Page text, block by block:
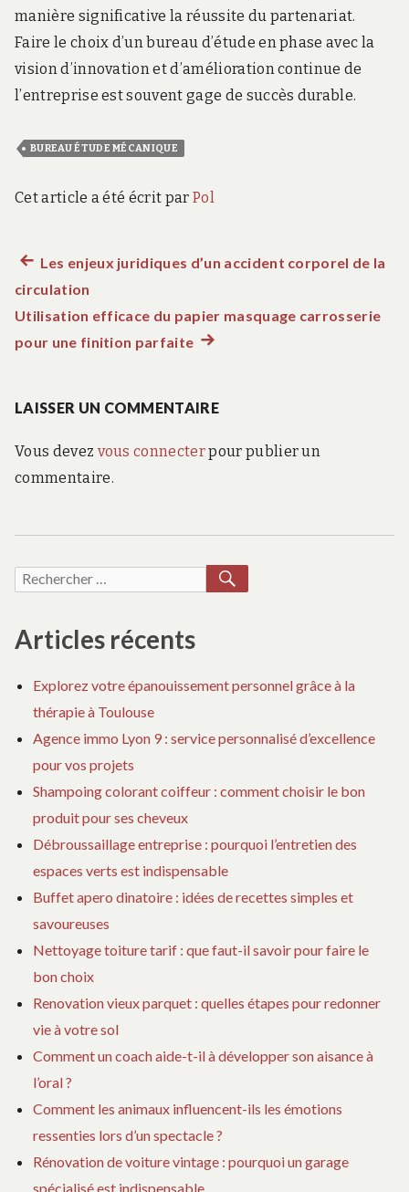
manière significative la réussite du partenariat.
Faire le choix d’un bureau d’étude en phase avec la
vision d’innovation et d’amélioration continue de
l’entreprise est souvent gage de succès durable.
BUREAU ÉTUDE MÉCANIQUE
Cet article a été écrit par Pol
Navigation
de
Article
précédent :
Les enjeux juridiques d’un accident corporel de la
circulation
Utilisation efficace du papier masquage carrosserie
pour une finition parfaiteArticle
LAISSER UN COMMENTAIRE
Vous devez vous connecterpour publier un
commentaire.
Recherche
Articles récents
Explorez votre épanouissement personnel grâce à la
thérapie à Toulouse
Agence immo Lyon 9 : service personnalisé d’excellence
pour vos projets
Shampoing colorant coiffeur : comment choisir le bon
produit pour ses cheveux
Débroussaillage entreprise : pourquoi l’entretien des
espaces verts est indispensable
Buffet apero dinatoire : idées de recettes simples et
savoureuses
Nettoyage toiture tarif : que faut-il savoir pour faire le
bon choix
Renovation vieux parquet : quelles étapes pour redonner
vie à votre sol
Comment un coach aide-t-il à développer son aisance à
l’oral ?
Comment les animaux influencent-ils les émotions
ressenties lors d’un spectacle ?
Rénovation de voiture vintage : pourquoi un garage
spécialisé est indispensable